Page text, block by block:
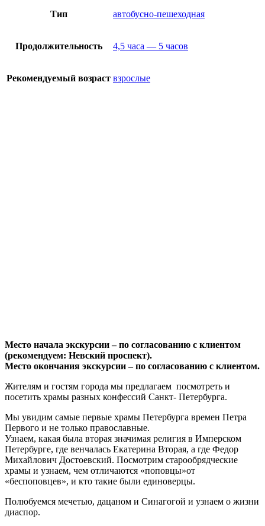
Тип автобусно-пешеходная
Продолжительность 4,5 часа — 5 часов
Рекомендуемый возраст взрослые
Место начала экскурсии – по согласованию с клиентом
(рекомендуем: Невский проспект).
Место окончания экскурсии – по согласованию с клиентом.
Жителям и гостям города мы предлагаем посмотреть и
посетить храмы разных конфессий Санкт- Петербурга.
Мы увидим самые первые храмы Петербурга времен Петра
Первого и не только православные.
Узнаем, какая была вторая значимая религия в Имперском
Петербурге, где венчалась Екатерина Вторая, а где Федор
Михайлович Достоевский. Посмотрим старообрядческие
храмы и узнаем, чем отличаются «поповцы»от
«беспоповцев», и кто такие были единоверцы.
Полюбуемся мечетью, дацаном и Синагогой и узнаем о жизни
диаспор.